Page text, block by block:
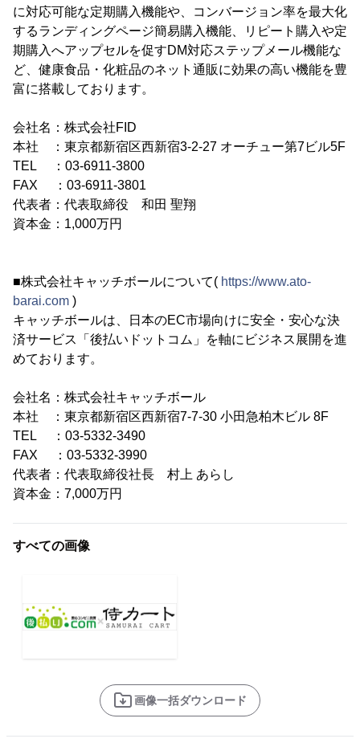
に対応可能な定期購入機能や、コンバージョン率を最大化
するランディングページ簡易購入機能、リピート購入や定
期購入へアップセルを促すDM対応ステップメール機能な
ど、健康食品・化粧品のネット通販に効果の高い機能を豊
富に搭載しております。
会社名：株式会社FID
本社 ：東京都新宿区西新宿3-2-27 オーチュー第7ビル5F
TEL ：03-6911-3800
FAX ：03-6911-3801
代表者：代表取締役 和田 聖翔
資本金：1,000万円
■株式会社キャッチボールについて( https://www.ato-
barai.com )
キャッチボールは、日本のEC市場向けに安全・安心な決
済サービス「後払いドットコム」を軸にビジネス展開を進
めております。
会社名：株式会社キャッチボール
本社 ：東京都新宿区西新宿7-7-30 小田急柏木ビル 8F
TEL ：03-5332-3490
FAX ：03-5332-3990
代表者：代表取締役社長 村上 あらし
資本金：7,000万円
すべての画像
画像一括ダウンロード